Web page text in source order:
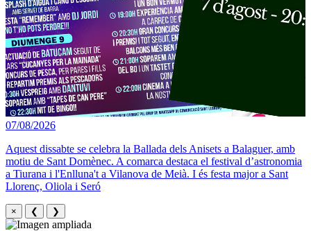
07/08/2026
Aquest dissabte se celebra la Ballada dels Anisets a Balaguer, amb
motiu de Sant Domènec. A comarca destaca el festival d’astronomia
a Tiurana i l'Enlluna't a Vilanova de Meià. I és festa major a Sant
Llorenç, Oliola i Seró
× ❮ ❯